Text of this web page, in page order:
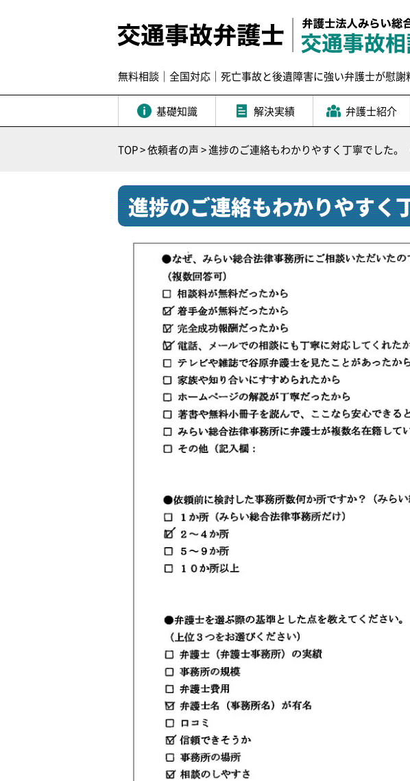
無料相談｜全国対応｜死亡事故と後遺障害に強い弁護士が慰謝
基礎知識 解決実績 弁護士紹介
TOP>依頼者の声> 進捗のご連絡もわかりやすく丁寧でした。
進捗のご連絡もわかりやすく